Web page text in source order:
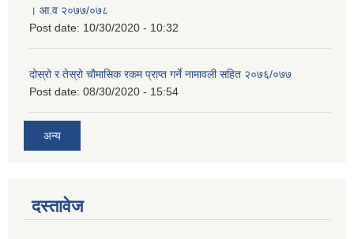
। आ.व २०७७/०७८
Post date: 10/30/2020 - 10:32
दोस्रो र तेस्रो चौमासिक रकम प्राप्त गर्ने नामावली सहित २०७६/०७७
Post date: 08/30/2020 - 15:54
अन्य
दस्तावेज